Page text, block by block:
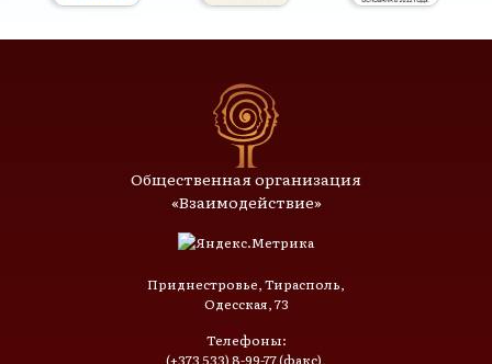
Общественная организация
«Взаимодействие»
Приднестровье, Тирасполь,
Одесская, 73
Телефоны:
(+373 533) 8-99-77 (факс),